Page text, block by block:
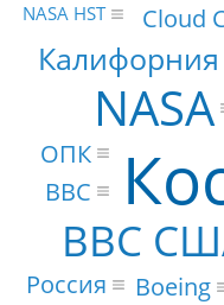
NASA
ВВС
Калифорния
Россия
ОПК
Boeing
BBC
Cloud
NASA HST